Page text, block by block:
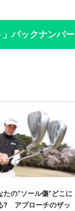
」バックナンバー
たの“ソール傷”どこに
? アプローチのザッ